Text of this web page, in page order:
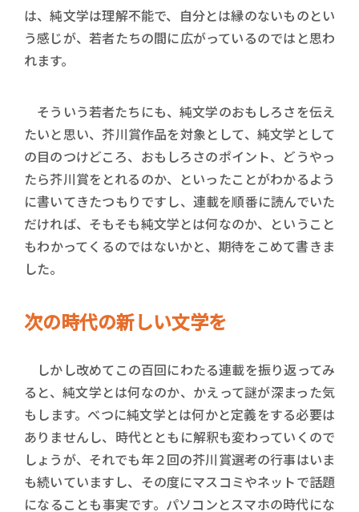
は、純文学は理解不能で、自分とは縁のないものとい
う感じが、若者たちの間に広がっているのではと思わ
れます。
そういう若者たちにも、純文学のおもしろさを伝え
たいと思い、芥川賞作品を対象として、純文学として
の目のつけどころ、おもしろさのポイント、どうやっ
たら芥川賞をとれるのか、といったことがわかるよう
に書いてきたつもりですし、連載を順番に読んでいた
だければ、そもそも純文学とは何なのか、ということ
もわかってくるのではないかと、期待をこめて書きま
した。
次の時代の新しい文学を
しかし改めてこの百回にわたる連載を振り返ってみ
ると、純文学とは何なのか、かえって謎が深まった気
もします。べつに純文学とは何かと定義をする必要は
ありませんし、時代とともに解釈も変わっていくので
しょうが、それでも年２回の芥川賞選考の行事はいま
も続いていますし、その度にマスコミやネットで話題
になることも事実です。パソコンとスマホの時代にな